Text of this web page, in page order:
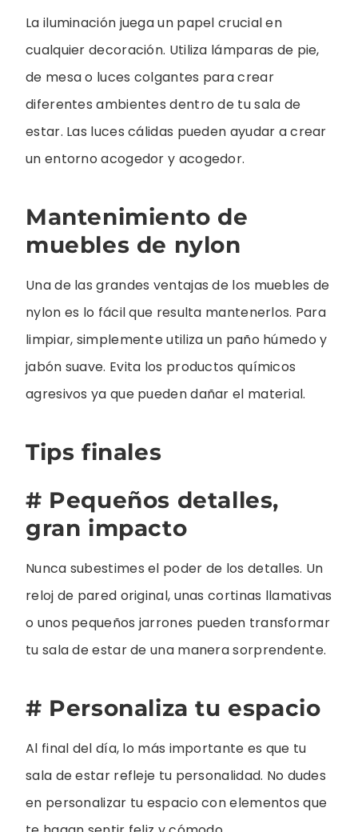
La iluminación juega un papel crucial en
cualquier decoración. Utiliza lámparas de pie,
de mesa o luces colgantes para crear
diferentes ambientes dentro de tu sala de
estar. Las luces cálidas pueden ayudar a crear
un entorno acogedor y acogedor.
Mantenimiento de
muebles de nylon
Una de las grandes ventajas de los muebles de
nylon es lo fácil que resulta mantenerlos. Para
limpiar, simplemente utiliza un paño húmedo y
jabón suave. Evita los productos químicos
agresivos ya que pueden dañar el material.
Tips finales
# Pequeños detalles,
gran impacto
Nunca subestimes el poder de los detalles. Un
reloj de pared original, unas cortinas llamativas
o unos pequeños jarrones pueden transformar
tu sala de estar de una manera sorprendente.
# Personaliza tu espacio
Al final del día, lo más importante es que tu
sala de estar refleje tu personalidad. No dudes
en personalizar tu espacio con elementos que